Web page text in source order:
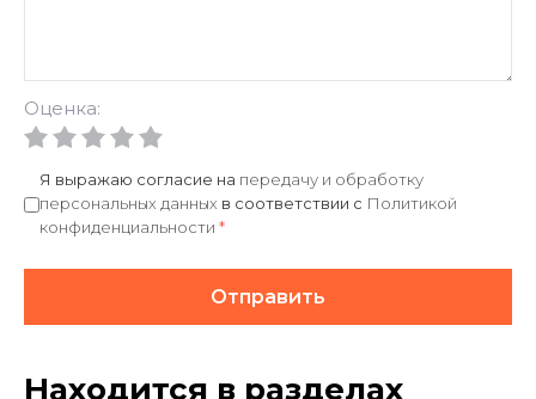
Оценка:
Я выражаю согласие на передачу и обработку
персональных данных в соответствии с Политикой
конфиденциальности *
Отправить
Находится в разделах